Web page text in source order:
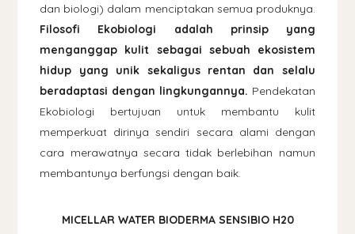
dan biologi) dalam menciptakan semua produknya.
Filosofi Ekobiologi adalah prinsip yang
menganggap kulit sebagai sebuah ekosistem
hidup yang unik sekaligus rentan dan selalu
beradaptasi dengan lingkungannya. Pendekatan
Ekobiologi bertujuan untuk membantu kulit
memperkuat dirinya sendiri secara alami dengan
cara merawatnya secara tidak berlebihan namun
membantunya berfungsi dengan baik.
MICELLAR WATER BIODERMA SENSIBIO H20